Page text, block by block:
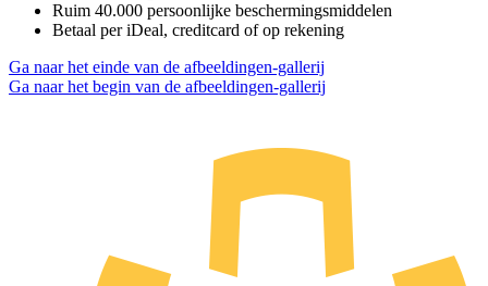
Ruim 40.000 persoonlijke beschermingsmiddelen
Betaal per iDeal, creditcard of op rekening
Ga naar het einde van de afbeeldingen-gallerij
Ga naar het begin van de afbeeldingen-gallerij